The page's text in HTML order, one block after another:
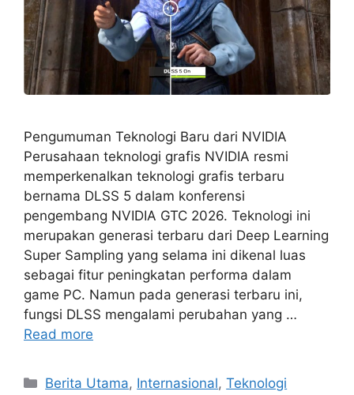
Pengumuman Teknologi Baru dari NVIDIA
Perusahaan teknologi grafis NVIDIA resmi
memperkenalkan teknologi grafis terbaru
bernama DLSS 5 dalam konferensi
pengembang NVIDIA GTC 2026. Teknologi ini
merupakan generasi terbaru dari Deep Learning
Super Sampling yang selama ini dikenal luas
sebagai fitur peningkatan performa dalam
game PC. Namun pada generasi terbaru ini,
fungsi DLSS mengalami perubahan yang …
Read more
Categories
Berita Utama, Internasional,Teknologi